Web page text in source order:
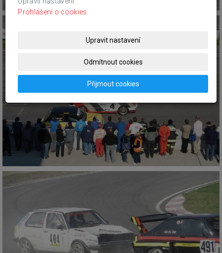
Prohlášení o cookies.
Upravit nastavení
Odmítnout cookies
Přijmout cookies